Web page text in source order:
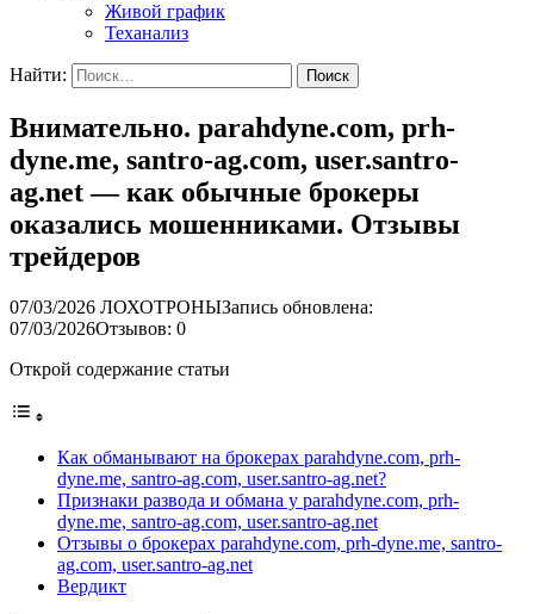
Живой график
Теханализ
Найти:
Внимательно. parahdyne.com, prh-
dyne.me, santro-ag.com, user.santro-
ag.net — как обычные брокеры
оказались мошенниками. Отзывы
трейдеров
07/03/2026 ЛОХОТРОНЫЗапись обновлена:
07/03/2026Отзывов: 0
Открой содержание статьи
Как обманывают на брокерах parahdyne.com, prh-
dyne.me, santro-ag.com, user.santro-ag.net?
Признаки развода и обмана у parahdyne.com, prh-
dyne.me, santro-ag.com, user.santro-ag.net
Отзывы о брокерах parahdyne.com, prh-dyne.me, santro-
ag.com, user.santro-ag.net
Вердикт